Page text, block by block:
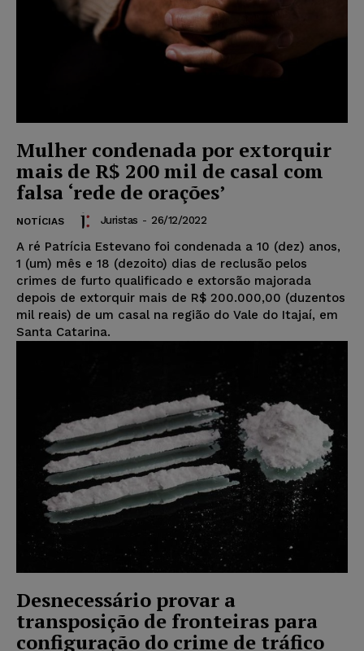
Mulher condenada por extorquir
mais de R$ 200 mil de casal com
falsa ‘rede de orações’
NOTÍCIAS Juristas - 26/12/2022
A ré Patrícia Estevano foi condenada a 10 (dez) anos,
1 (um) mês e 18 (dezoito) dias de reclusão pelos
crimes de furto qualificado e extorsão majorada
depois de extorquir mais de R$ 200.000,00 (duzentos
mil reais) de um casal na região do Vale do Itajaí, em
Santa Catarina.
Desnecessário provar a
transposição de fronteiras para
configuração do crime de tráfico